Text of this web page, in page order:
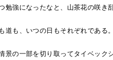
勉強になったなと、山茶花の咲き
道も、いつの日もそれぞれである。
景の一部を切り取ってタイベック